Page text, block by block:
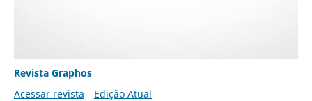
Revista Graphos
Acessar revista
Edição Atual